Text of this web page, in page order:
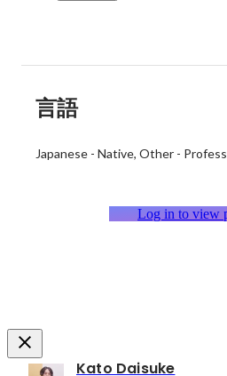
言語
Japanese - Native Other -
Log in to view
Kato Daisuke